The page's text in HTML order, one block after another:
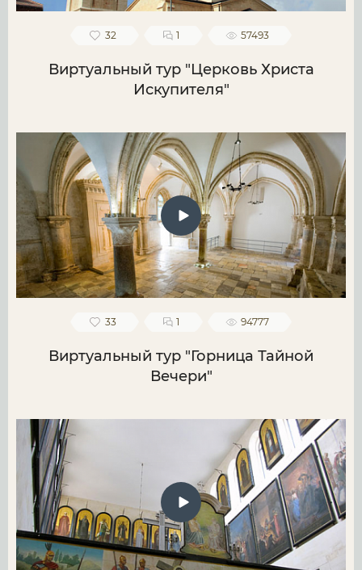
32 1 57493
Виртуальный тур "Церковь Христа
Искупителя"
33 1 94777
Виртуальный тур "Горница Тайной
Вечери"